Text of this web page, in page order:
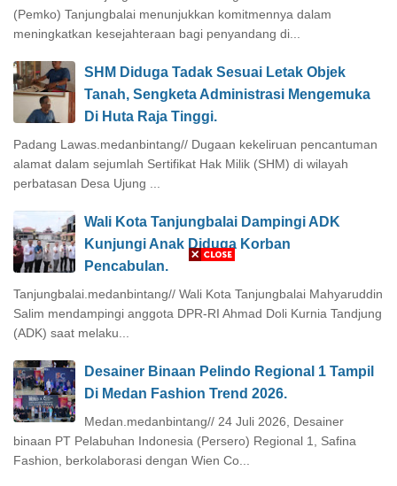
(Pemko) Tanjungbalai menunjukkan komitmennya dalam
meningkatkan kesejahteraan bagi penyandang di...
SHM Diduga Tadak Sesuai Letak Objek
Tanah, Sengketa Administrasi Mengemuka
Di Huta Raja Tinggi.
Padang Lawas.medanbintang// Dugaan kekeliruan pencantuman
alamat dalam sejumlah Sertifikat Hak Milik (SHM) di wilayah
perbatasan Desa Ujung ...
Wali Kota Tanjungbalai Dampingi ADK
Kunjungi Anak Diduga Korban
Pencabulan.
Tanjungbalai.medanbintang// Wali Kota Tanjungbalai Mahyaruddin
Salim mendampingi anggota DPR-RI Ahmad Doli Kurnia Tandjung
(ADK) saat melaku...
Desainer Binaan Pelindo Regional 1 Tampil
Di Medan Fashion Trend 2026.
Medan.medanbintang// 24 Juli 2026, Desainer
binaan PT Pelabuhan Indonesia (Persero) Regional 1, Safina
Fashion, berkolaborasi dengan Wien Co...